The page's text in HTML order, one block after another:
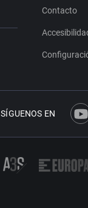
Contacto
SÍGUENOS EN